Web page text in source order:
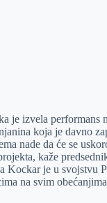
je izvela performans
koja je davno
nade da će se
kaže
Kockar je u svojstvu
na svim